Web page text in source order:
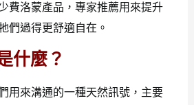
費洛蒙產品，專家推薦用來提升
們過得更舒適自在。
什麼？
用來溝通的一種天然訊號，主要